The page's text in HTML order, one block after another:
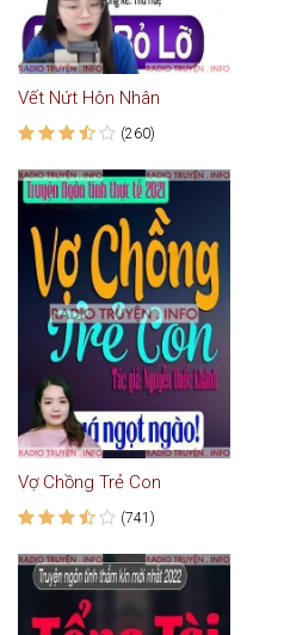
Vết Nứt Hôn Nhân
(260)
Vợ Chồng Trẻ Con
(741)